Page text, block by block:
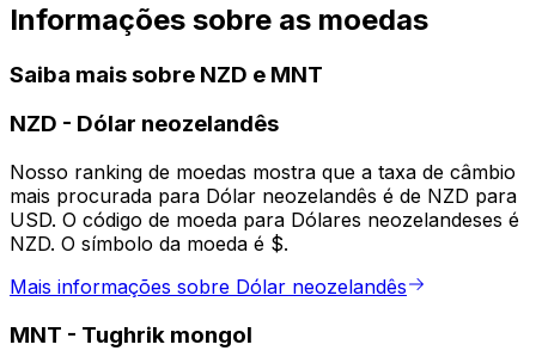
Informações sobre as moedas
Saiba mais sobre NZD e MNT
NZD - Dólar neozelandês
Nosso ranking de moedas mostra que a taxa de câmbio
mais procurada para Dólar neozelandês é de NZD para
USD. O código de moeda para Dólares neozelandeses é
NZD. O símbolo da moeda é $.
Mais informações sobre Dólar neozelandês
MNT - Tughrik mongol